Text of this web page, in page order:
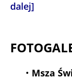
dalej]
• Msza